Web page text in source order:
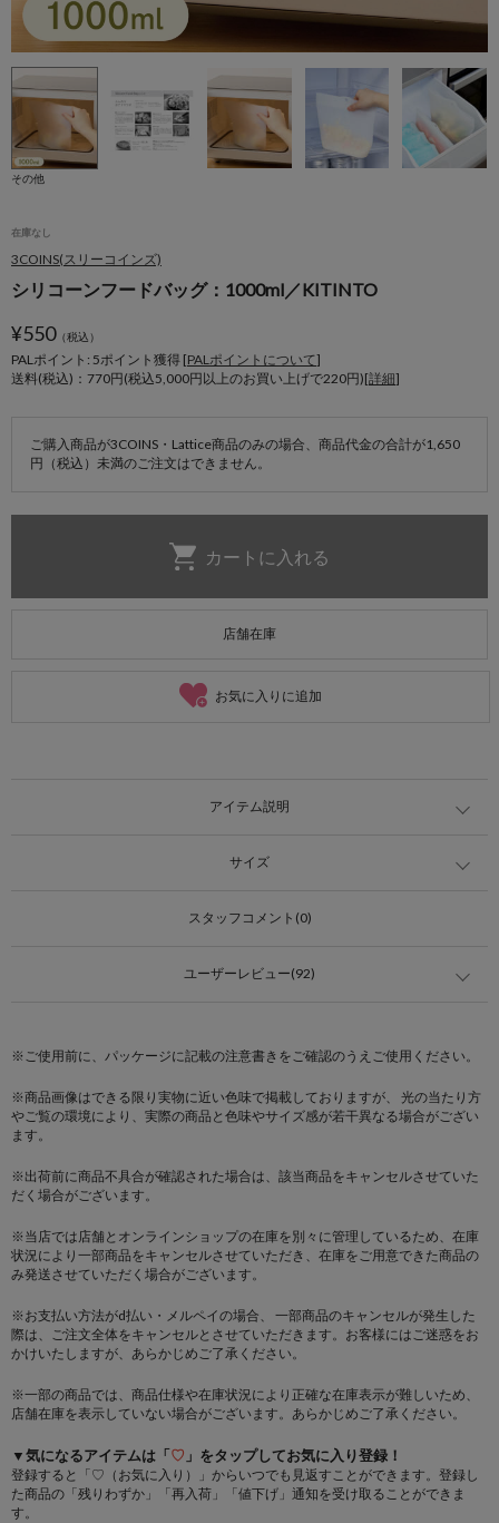
その他
在庫なし
3COINS(スリーコインズ)
シリコーンフードバッグ：1000ml／KITINTO
¥550（税込）
PALポイント: 5ポイント獲得 [PALポイントについて]
送料(税込)：770円(税込5,000円以上のお買い上げで220円)[詳細]
ご購入商品が3COINS・Lattice商品のみの場合、商品代金の合計が1,650
円（税込）未満のご注文はできません。
店舗在庫
お気に入りに追加
アイテム説明
サイズ
スタッフコメント(0)
ユーザーレビュー(92)
※ご使用前に、パッケージに記載の注意書きをご確認のうえご使用ください。
※商品画像はできる限り実物に近い色味で掲載しておりますが、 光の当たり方
やご覧の環境により、実際の商品と色味やサイズ感が若干異なる場合がござい
ます。
※出荷前に商品不具合が確認された場合は、該当商品をキャンセルさせていた
だく場合がございます。
※当店では店舗とオンラインショップの在庫を別々に管理しているため、在庫
状況により一部商品をキャンセルさせていただき、在庫をご用意できた商品の
み発送させていただく場合がございます。
※お支払い方法がd払い・メルペイの場合、 一部商品のキャンセルが発生した
際は、ご注文全体をキャンセルとさせていただきます。お客様にはご迷惑をお
かけいたしますが、あらかじめご了承ください。
※一部の商品では、商品仕様や在庫状況により正確な在庫表示が難しいため、
店舗在庫を表示していない場合がございます。あらかじめご了承ください。
▼気になるアイテムは「♡ 」をタップしてお気に入り登録！
登録すると「♡（お気に入り）」からいつでも見返すことができます。登録し
た商品の「残りわずか」「再入荷」「値下げ」通知を受け取ることができま
す。